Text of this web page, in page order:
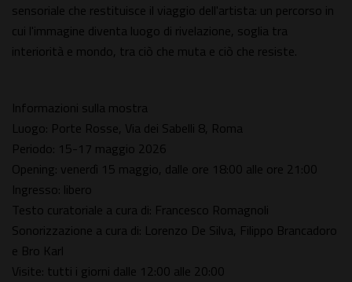
sensoriale che restituisce il viaggio dell'artista: un percorso in
cui l'immagine diventa luogo di rivelazione, soglia tra
interiorità e mondo, tra ciò che muta e ciò che resiste.
Informazioni sulla mostra
Luogo: Porte Rosse, Via dei Sabelli 8, Roma
Periodo: 15-17 maggio 2026
Opening: venerdì 15 maggio, dalle ore 18:00 alle ore 21:00
Ingresso: libero
Testo curatoriale a cura di: Francesco Romagnoli
Sonorizzazione a cura di: Lorenzo De Silva, Filippo Brancadoro
e Bro Karl
Visite: tutti i giorni dalle 12:00 alle 20:00